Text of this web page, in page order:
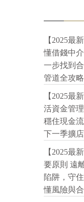
【2025最
懂借錢中
一步找到
管道全攻略
【2025最
活資金管
穩住現金
下一季擴
【2025最
要原則 遠
陷阱，守
懂風險與